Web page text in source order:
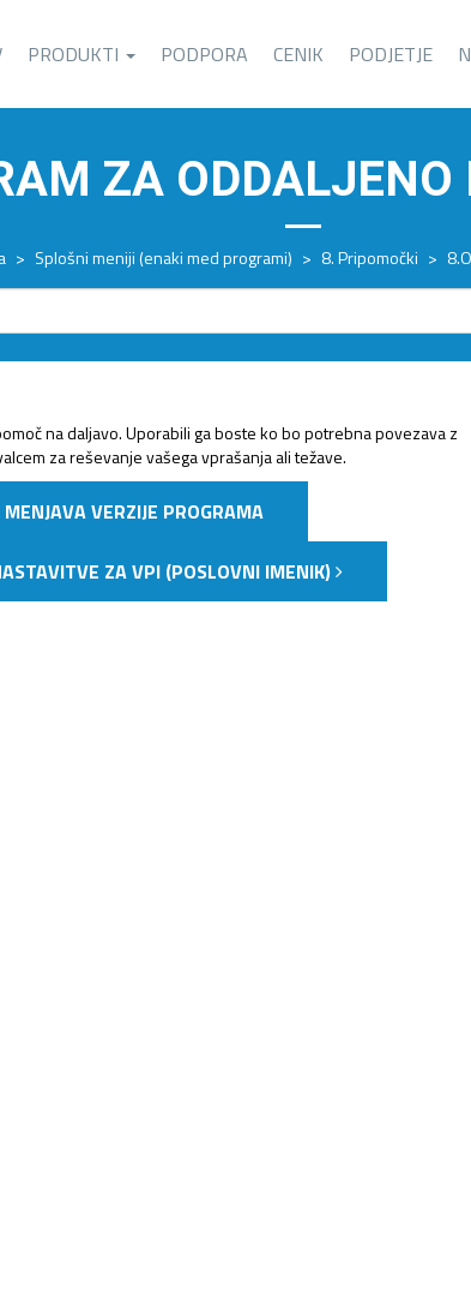
PRODUKTI PODPORA CENIK PODJETJE
ZA
> Splošni meniji (enaki med programi) > 8. Pripomočki >
DOKUMENTOV
NAJEMNINE,…
na daljavo. Uporabili ga boste ko bo potrebna povezava z
za reševanje vašega vprašanja ali težave.
VERZIJE PROGRAMA
ZA VPI (POSLOVNI IMENIK)